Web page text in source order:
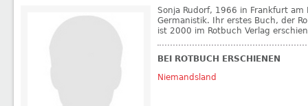
Sonja Rudorf, 1966 in Frankfurt
Germanistik. Ihr erstes Buch, der
ist 2000 im Rotbuch Verlag
BEI ROTBUCH ERSCHIENEN
Niemandsland